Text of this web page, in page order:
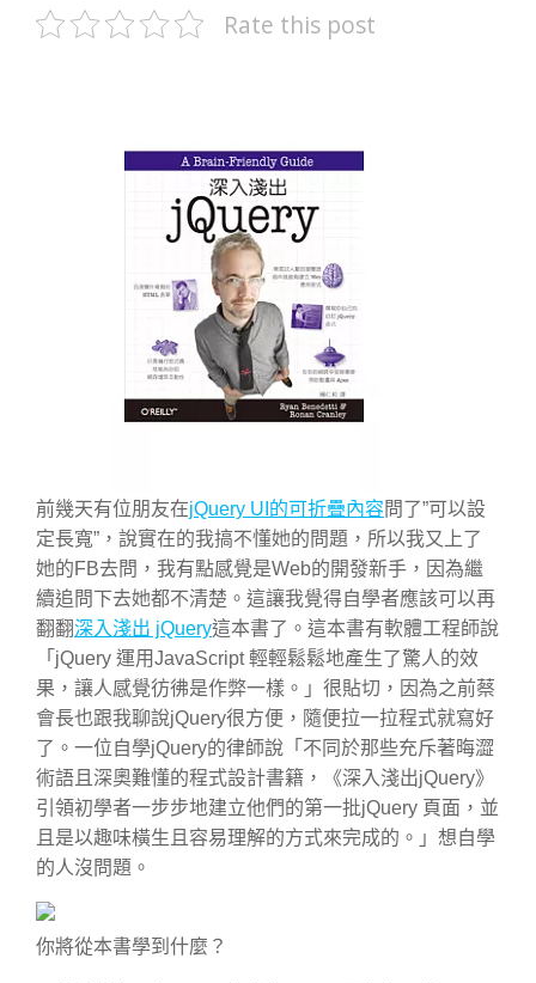
Rate this post
前幾天有位朋友在jQuery UI的可折疊內容問了”可以設
定長寬”，說實在的我搞不懂她的問題，所以我又上了
她的FB去問，我有點感覺是Web的開發新手，因為繼
續追問下去她都不清楚。這讓我覺得自學者應該可以再
翻翻深入淺出 jQuery這本書了。這本書有軟體工程師說
「jQuery 運用JavaScript 輕輕鬆鬆地產生了驚人的效
果，讓人感覺彷彿是作弊一樣。」很貼切，因為之前蔡
會長也跟我聊說jQuery很方便，隨便拉一拉程式就寫好
了。一位自學jQuery的律師說「不同於那些充斥著晦澀
術語且深奧難懂的程式設計書籍，《深入淺出jQuery》
引領初學者一步步地建立他們的第一批jQuery 頁面，並
且是以趣味橫生且容易理解的方式來完成的。」想自學
的人沒問題。
你將從本書學到什麼？